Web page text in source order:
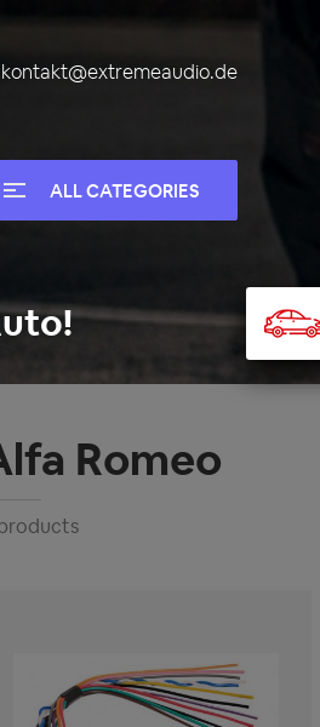
kontakt@extremeaudio.de
ALL CATEGORIES
Romeo